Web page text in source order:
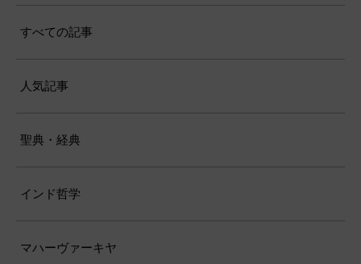
すべての記事
人気記事
聖典・経典
インド哲学
マハーヴァーキヤ